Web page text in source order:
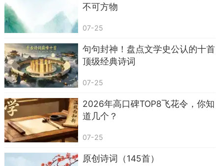
不可方物
07-25
句句封神！盘点文学史公认的十首
顶级经典诗词
07-25
2026年高口碑TOP8飞花令，你知
道几个？
07-25
原创诗词（145首）